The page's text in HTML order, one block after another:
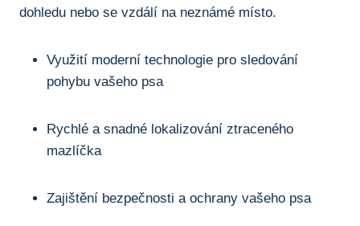
dohledu nebo se vzdálí na neznámé místo.
Využití moderní technologie pro sledování
pohybu vašeho psa
Rychlé a snadné lokalizování ztraceného
mazlíčka
Zajištění bezpečnosti a ochrany vašeho psa